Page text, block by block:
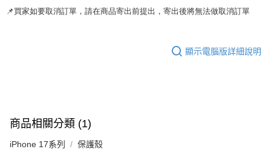
📌買家如要取消訂單，請在商品寄出前提出，寄出後將無法做取消訂單
顯示電腦版詳細說明
商品相關分類 (1)
iPhone 17系列 保護殼